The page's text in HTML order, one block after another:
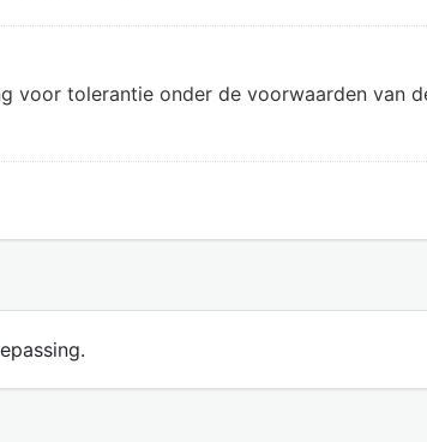
voor tolerantie onder de voorwaarden van